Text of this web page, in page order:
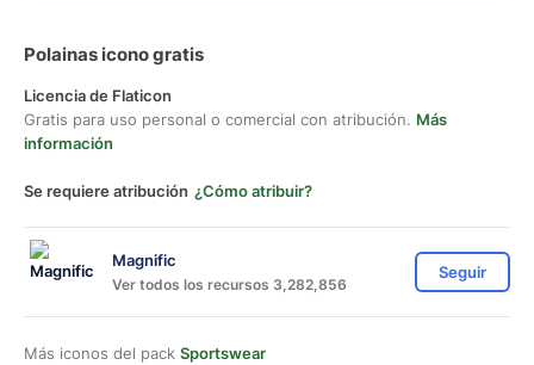
Polainas icono gratis
Licencia de Flaticon
Gratis para uso personal o comercial con atribución. Más
información
Se requiere atribución ¿Cómo atribuir?
Magnific
Ver todos los recursos 3,282,856
Seguir
Más iconos del pack Sportswear